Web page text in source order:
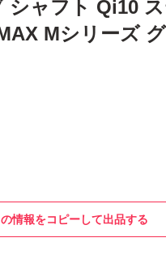
シャフト Qi10
Mシリーズ
情報をコピーして出品する